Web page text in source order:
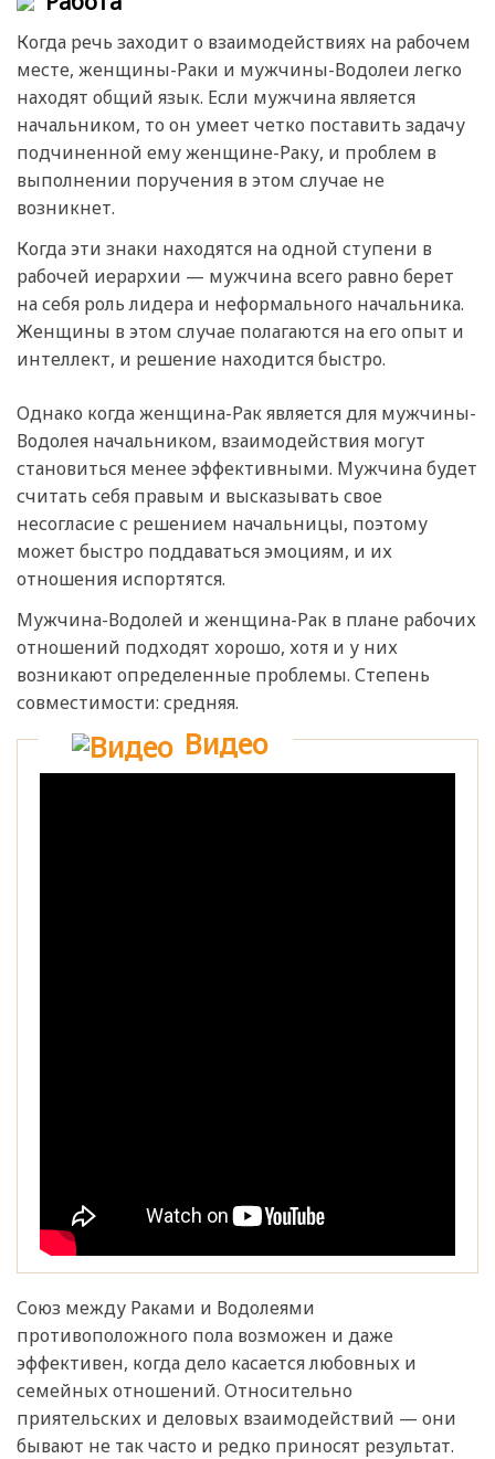
Когда речь заходит о взаимодействиях на рабочем
месте, женщины-Раки и мужчины-Водолеи легко
находят общий язык. Если мужчина является
начальником, то он умеет четко поставить задачу
подчиненной ему женщине-Раку, и проблем в
выполнении поручения в этом случае не
возникнет.
Когда эти знаки находятся на одной ступени в
рабочей иерархии — мужчина всего равно берет
на себя роль лидера и неформального начальника.
Женщины в этом случае полагаются на его опыт и
интеллект, и решение находится быстро.
Однако когда женщина-Рак является для мужчины-
Водолея начальником, взаимодействия могут
становиться менее эффективными. Мужчина будет
считать себя правым и высказывать свое
несогласие с решением начальницы, поэтому
может быстро поддаваться эмоциям, и их
отношения испортятся.
Мужчина-Водолей и женщина-Рак в плане рабочих
отношений подходят хорошо, хотя и у них
возникают определенные проблемы. Степень
совместимости: средняя.
Видео
Союз между Раками и Водолеями
противоположного пола возможен и даже
эффективен, когда дело касается любовных и
семейных отношений. Относительно
приятельских и деловых взаимодействий — они
бывают не так часто и редко приносят результат.